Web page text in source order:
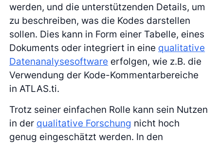
werden, und die unterstützenden Details, um
zu beschreiben, was die Kodes darstellen
sollen. Dies kann in Form einer Tabelle, eines
Dokuments oder integriert in eine qualitative
Datenanalysesoftware erfolgen, wie z.B. die
Verwendung der Kode-Kommentarbereiche
in ATLAS.ti.
Trotz seiner einfachen Rolle kann sein Nutzen
in der qualitative Forschung nicht hoch
genug eingeschätzt werden. In den